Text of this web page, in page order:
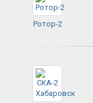
Ротор-2